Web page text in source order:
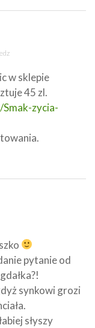
w sklepie
45 zl.
zycia-
pytanie od
synkowi grozi
słyszy